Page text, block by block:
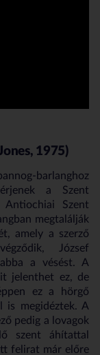
1975)
barlanghoz
a Szent
Szent
megtalálják
amely a szerző
József
a vésést. A
jelenthet ez, de
ez a hörgő
is megidéztek. A
pedig a lovagok
szent áhítattal
felirat már előre